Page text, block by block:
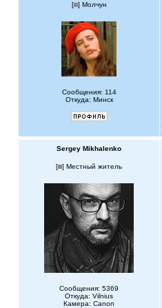
[ ] Молчун
Сообщения: 114
Откуда: Минск
Sergey Mikhalenko
[ ] Местный житель
Сообщения: 5369
Откуда: Vilnius
Камера: Canon